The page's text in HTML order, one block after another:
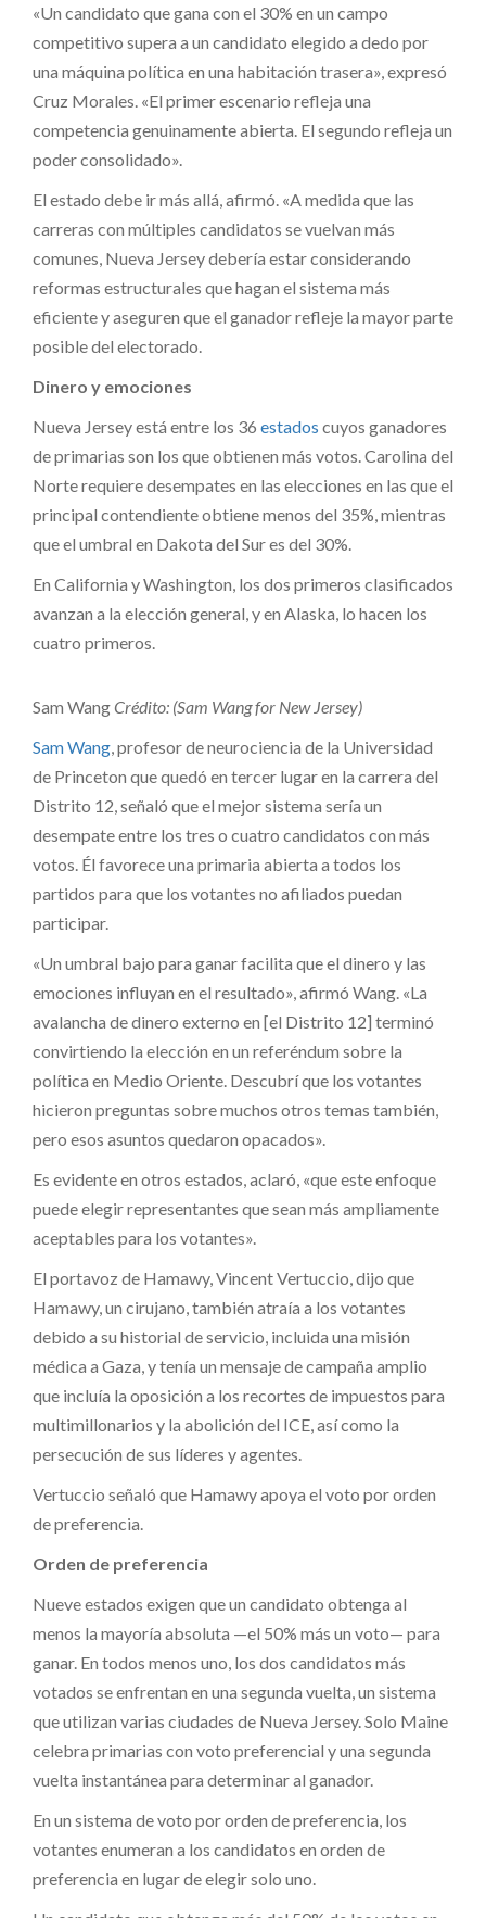
«Un candidato que gana con el 30% en un campo
competitivo supera a un candidato elegido a dedo por
una máquina política en una habitación trasera», expresó
Cruz Morales. «El primer escenario refleja una
competencia genuinamente abierta. El segundo refleja un
poder consolidado».
El estado debe ir más allá, afirmó. «A medida que las
carreras con múltiples candidatos se vuelvan más
comunes, Nueva Jersey debería estar considerando
reformas estructurales que hagan el sistema más
eficiente y aseguren que el ganador refleje la mayor parte
posible del electorado.
Dinero y emociones
Nueva Jersey está entre los 36 estados cuyos ganadores
de primarias son los que obtienen más votos. Carolina del
Norte requiere desempates en las elecciones en las que el
principal contendiente obtiene menos del 35%, mientras
que el umbral en Dakota del Sur es del 30%.
En California y Washington, los dos primeros clasificados
avanzan a la elección general, y en Alaska, lo hacen los
cuatro primeros.
Sam WangCrédito: (Sam Wang for New Jersey)
Sam Wang , profesor de neurociencia de la Universidad
de Princeton que quedó en tercer lugar en la carrera del
Distrito 12, señaló que el mejor sistema sería un
desempate entre los tres o cuatro candidatos con más
votos. Él favorece una primaria abierta a todos los
partidos para que los votantes no afiliados puedan
participar.
«Un umbral bajo para ganar facilita que el dinero y las
emociones influyan en el resultado», afirmó Wang. «La
avalancha de dinero externo en [el Distrito 12] terminó
convirtiendo la elección en un referéndum sobre la
política en Medio Oriente. Descubrí que los votantes
hicieron preguntas sobre muchos otros temas también,
pero esos asuntos quedaron opacados».
Es evidente en otros estados, aclaró, «que este enfoque
puede elegir representantes que sean más ampliamente
aceptables para los votantes».
El portavoz de Hamawy, Vincent Vertuccio, dijo que
Hamawy, un cirujano, también atraía a los votantes
debido a su historial de servicio, incluida una misión
médica a Gaza, y tenía un mensaje de campaña amplio
que incluía la oposición a los recortes de impuestos para
multimillonarios y la abolición del ICE, así como la
persecución de sus líderes y agentes.
Vertuccio señaló que Hamawy apoya el voto por orden
de preferencia.
Orden de preferencia
Nueve estados exigen que un candidato obtenga al
menos la mayoría absoluta —el 50% más un voto— para
ganar. En todos menos uno, los dos candidatos más
votados se enfrentan en una segunda vuelta, un sistema
que utilizan varias ciudades de Nueva Jersey. Solo Maine
celebra primarias con voto preferencial y una segunda
vuelta instantánea para determinar al ganador.
En un sistema de voto por orden de preferencia, los
votantes enumeran a los candidatos en orden de
preferencia en lugar de elegir solo uno.